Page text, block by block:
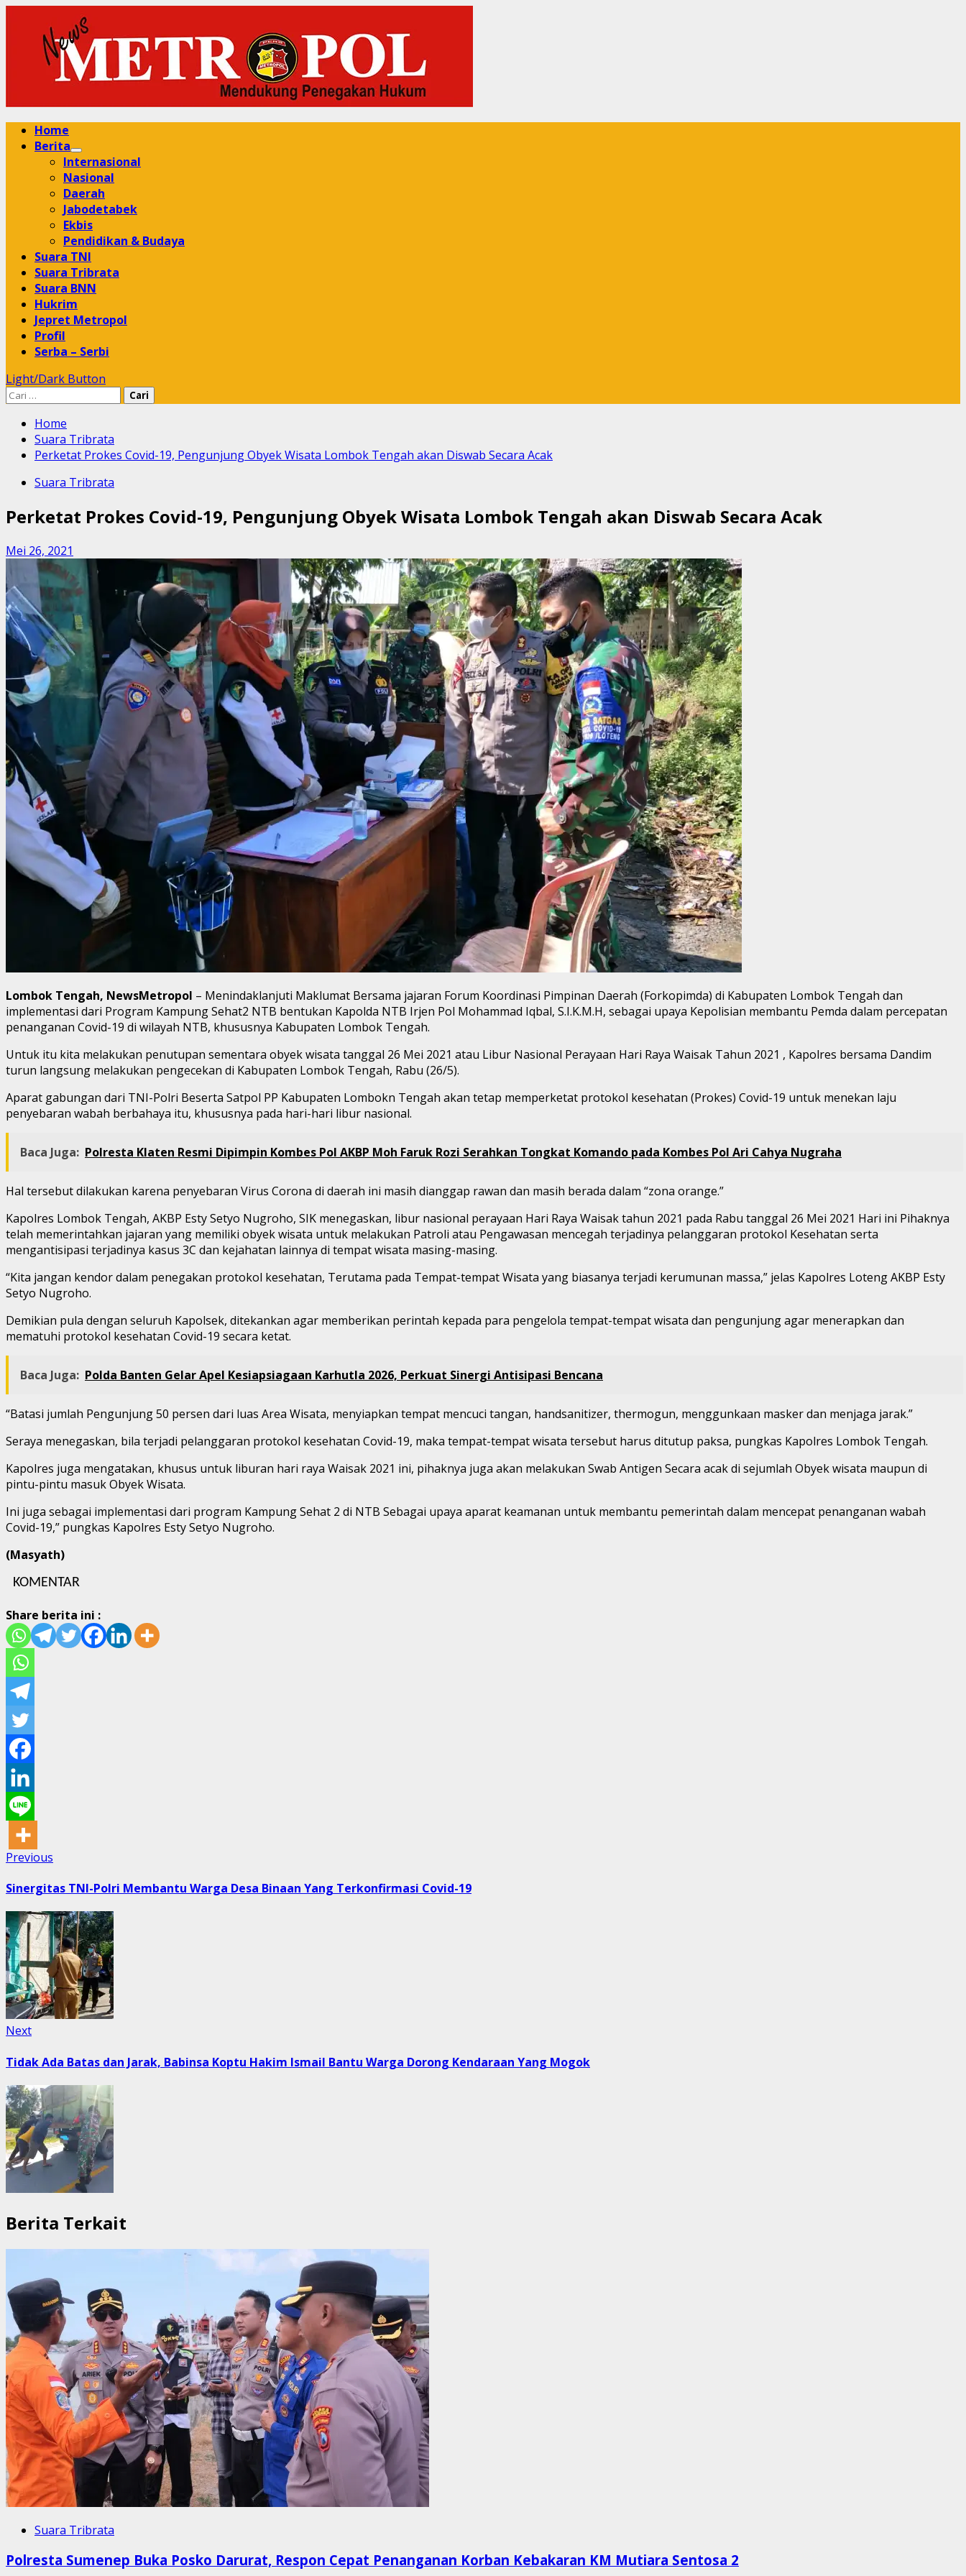
content
Primary
Menu
Home
Berita
Internasional
Nasional
Daerah
Jabodetabek
Ekbis
Pendidikan & Budaya
Suara TNI
Suara Tribrata
Suara BNN
Hukrim
Jepret Metropol
Profil
Serba – Serbi
Light/Dark Button
Cari
Home
Suara Tribrata
Perketat Prokes Covid-19, Pengunjung Obyek Wisata Lombok Tengah akan Diswab Secara Acak
Suara Tribrata
Perketat Prokes Covid-19, Pengunjung Obyek Wisata Lombok Tengah akan Diswab Secara Acak
Mei 26, 2021
Lombok Tengah, NewsMetropol – Menindaklanjuti Maklumat Bersama jajaran Forum Koordinasi Pimpinan Daerah (Forkopimda) di Kabupaten Lombok Tengah dan
implementasi dari Program Kampung Sehat2 NTB bentukan Kapolda NTB Irjen Pol Mohammad Iqbal, S.I.K.M.H, sebagai upaya Kepolisian membantu Pemda dalam percepatan
penanganan Covid-19 di wilayah NTB, khususnya Kabupaten Lombok Tengah.
Untuk itu kita melakukan penutupan sementara obyek wisata tanggal 26 Mei 2021 atau Libur Nasional Perayaan Hari Raya Waisak Tahun 2021 , Kapolres bersama Dandim
turun langsung melakukan pengecekan di Kabupaten Lombok Tengah, Rabu (26/5).
Aparat gabungan dari TNI-Polri Beserta Satpol PP Kabupaten Lombokn Tengah akan tetap memperketat protokol kesehatan (Prokes) Covid-19 untuk menekan laju
penyebaran wabah berbahaya itu, khususnya pada hari-hari libur nasional.
Baca Juga: Polresta Klaten Resmi Dipimpin Kombes Pol AKBP Moh Faruk Rozi Serahkan Tongkat Komando pada Kombes Pol Ari Cahya Nugraha
Hal tersebut dilakukan karena penyebaran Virus Corona di daerah ini masih dianggap rawan dan masih berada dalam “zona orange.”
Kapolres Lombok Tengah, AKBP Esty Setyo Nugroho, SIK menegaskan, libur nasional perayaan Hari Raya Waisak tahun 2021 pada Rabu tanggal 26 Mei 2021 Hari ini Pihaknya
telah memerintahkan jajaran yang memiliki obyek wisata untuk melakukan Patroli atau Pengawasan mencegah terjadinya pelanggaran protokol Kesehatan serta
mengantisipasi terjadinya kasus 3C dan kejahatan lainnya di tempat wisata masing-masing.
“Kita jangan kendor dalam penegakan protokol kesehatan, Terutama pada Tempat-tempat Wisata yang biasanya terjadi kerumunan massa,” jelas Kapolres Loteng AKBP Esty
Setyo Nugroho.
Demikian pula dengan seluruh Kapolsek, ditekankan agar memberikan perintah kepada para pengelola tempat-tempat wisata dan pengunjung agar menerapkan dan
mematuhi protokol kesehatan Covid-19 secara ketat.
Baca Juga: Polda Banten Gelar Apel Kesiapsiagaan Karhutla 2026, Perkuat Sinergi Antisipasi Bencana
“Batasi jumlah Pengunjung 50 persen dari luas Area Wisata, menyiapkan tempat mencuci tangan, handsanitizer, thermogun, menggunkaan masker dan menjaga jarak.”
Seraya menegaskan, bila terjadi pelanggaran protokol kesehatan Covid-19, maka tempat-tempat wisata tersebut harus ditutup paksa, pungkas Kapolres Lombok Tengah.
Kapolres juga mengatakan, khusus untuk liburan hari raya Waisak 2021 ini, pihaknya juga akan melakukan Swab Antigen Secara acak di sejumlah Obyek wisata maupun di
pintu-pintu masuk Obyek Wisata.
Ini juga sebagai implementasi dari program Kampung Sehat 2 di NTB Sebagai upaya aparat keamanan untuk membantu pemerintah dalam mencepat penanganan wabah
Covid-19,” pungkas Kapolres Esty Setyo Nugroho.
(Masyath)
KOMENTAR
Share berita ini :
Post
navigation
Previous
Sinergitas TNI-Polri Membantu Warga Desa Binaan Yang Terkonfirmasi Covid-19
NextNext
Tidak Ada Batas dan Jarak, Babinsa Koptu Hakim Ismail Bantu Warga Dorong Kendaraan Yang Mogok
Berita Terkait
Suara Tribrata
Polresta Sumenep Buka Posko Darurat, Respon Cepat Penanganan Korban Kebakaran KM Mutiara Sentosa 2